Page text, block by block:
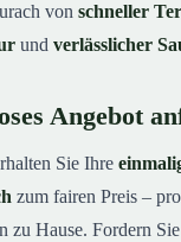
von schneller
und verlässlicher
Angebot
Sie Ihre
zum fairen Preis –
zu Hause. Fordern